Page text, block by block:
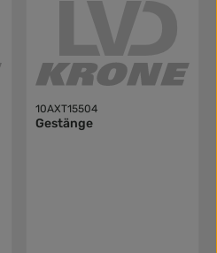
10AXT15504
Gestänge